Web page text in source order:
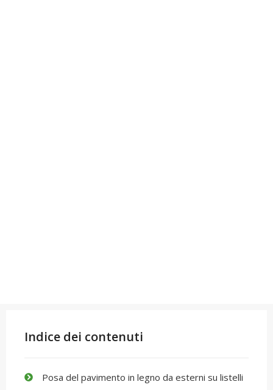
Indice dei contenuti
Posa del pavimento in legno da esterni su listelli